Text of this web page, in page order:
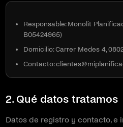
Responsable: Monolit
B05424965)
Domicilio: Carrer Medes 4,
Contacto:
2. Qué datos tratamos
Datos de registro y contacto, e